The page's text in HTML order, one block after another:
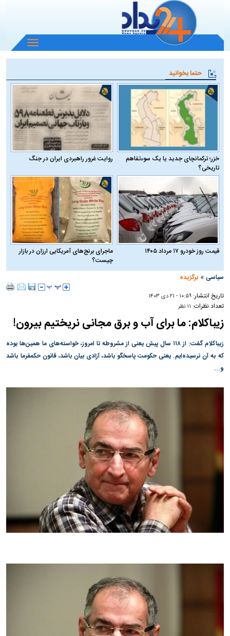
باز
و
منو
حتما بخوانید
خزر؛ ترکمانچای جدید یا یک سوءتفاهم
تاریخی؟
روایت غرور راهبردی ایران در جنگ
قیمت روز خودرو ۱۷ مرداد ۱۴۰۵
ماجرای برنج‌های آمریکایی ارزان در بازار
چیست؟
سیاسی »برگزیده
تاریخ انتشار:۱۰:۵۹ - ۲۱ دی ۱۴۰۳
تعداد نظرات: ۱۱ نظر
زیباکلام: ما برای آب و برق مجانی نریختیم بیرون!
زیباکلام گفت: از ۱۱۸ سال پیش یعنی از مشروطه تا امروز، خواسته‌های ما همین‌ها بوده
که به آن نرسیده‌ایم. یعنی حکومت پاسخگو باشد، آزادی بیان باشد، قانون حکمفرما باشد
و...